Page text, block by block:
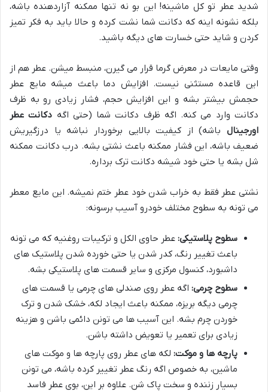
شدید عطر تو کل ماشینه! این بو نه تنها ممکنه آزاردهنده باشه،
بلکه نشونه اینه که دکانت شما نشت کرده و حالا باید به فکر تمیز
کردن و شاید حتی خسارت های دیگه باشید.
وقتی مایعات در معرض گرما قرار می گیرن، منبسط میشن. عطر هم از
این قاعده مستثنی نیست. افزایش دما باعث میشه مایع عطر
حجمش بیشتر بشه و این افزایش حجم، فشار زیادی رو به ظرف
دکانت وارد می کنه. اگه ظرف دکانت شما (حتی اگه دکانت عطر
اورجینال باشه) از کیفیت بالایی برخوردار نباشه یا درزگیریش
ضعیف باشه، این فشار ممکنه باعث نشتی بشه. درب دکانت ممکنه
شل بشه یا حتی خود شیشه دکانت ترک برداره.
نشتی عطر فقط به خراب شدن خود عطر ختم نمیشه. این مایع معطر
می تونه به سطوح مختلف خودرو آسیب برسونه:
سطوح پلاستیکی: عطر حاوی الکل و ترکیبات روغنیه که می تونه
باعث تغییر رنگ، کدر شدن یا حتی خورده شدن پلاستیک های
داشبورد، کنسول مرکزی و سایر قسمت های پلاستیکی بشه.
سطوح چرمی: اگه عطر روی صندلی های چرمی یا قسمت های
چرمی دیگه بریزه، ممکنه باعث ایجاد لکه، خشک شدن و ترک
خوردن چرم بشه. این آسیب ها می تونن دائمی باشن و هزینه
زیادی برای تعمیر یا تعویض داشته باشن.
پارچه ها و موکت: لکه های عطر روی پارچه ها و موکت های
ماشین، به خصوص اگه رنگ عطر تغییر کرده باشه، می تونن
بسیار زننده و سخت پاک شن. علاوه بر این، بوی عطر فاسد